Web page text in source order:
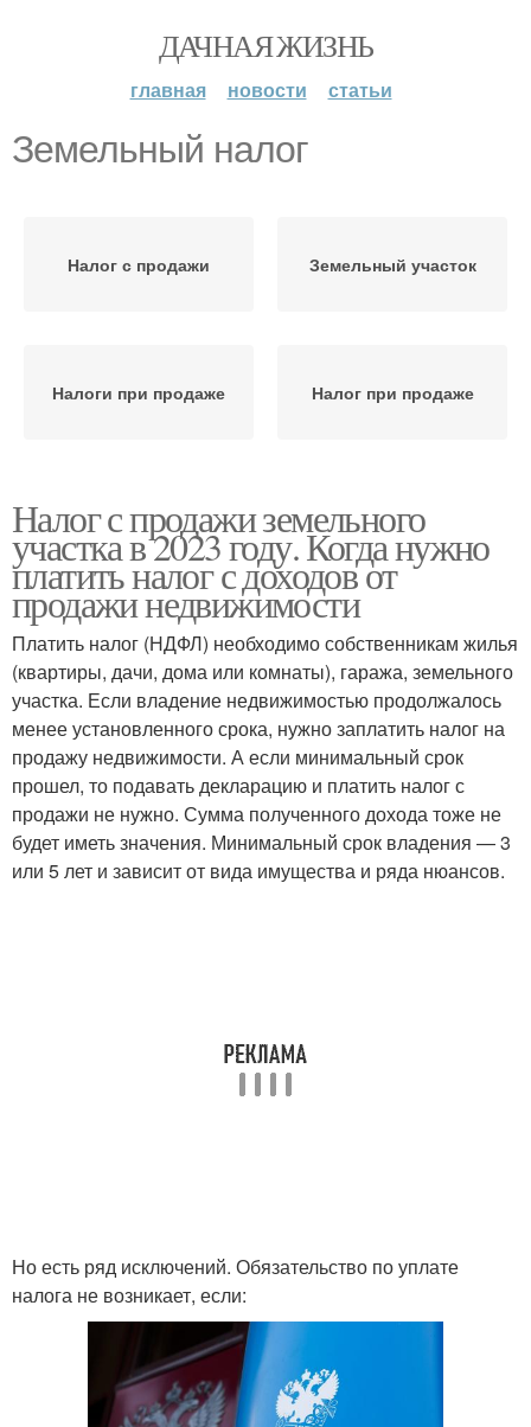
ДАЧНАЯ ЖИЗНЬ
главная новости статьи
Земельный налог
Налог с продажи Земельный участок
Налоги при продаже Налог при продаже
Налог с продажи земельного
участка в 2023 году. Когда нужно
платить налог с доходов от
продажи недвижимости
Платить налог (НДФЛ) необходимо собственникам жилья
(квартиры, дачи, дома или комнаты), гаража, земельного
участка. Если владение недвижимостью продолжалось
менее установленного срока, нужно заплатить налог на
продажу недвижимости. А если минимальный срок
прошел, то подавать декларацию и платить налог с
продажи не нужно. Сумма полученного дохода тоже не
будет иметь значения. Минимальный срок владения — 3
или 5 лет и зависит от вида имущества и ряда нюансов.
Но есть ряд исключений. Обязательство по уплате
налога не возникает, если: